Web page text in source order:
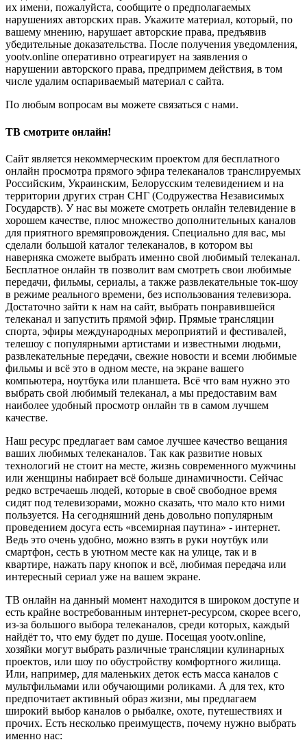
их имени, пожалуйста, сообщите о предполагаемых
нарушениях авторских прав. Укажите материал, который, по
вашему мнению, нарушает авторские права, предъявив
убедительные доказательства. После получения уведомления,
yootv.online оперативно отреагирует на заявления о
нарушении авторского права, предпримем действия, в том
числе удалим оспариваемый материал с сайта.
По любым вопросам вы можете связаться с нами.
ТВ смотрите онлайн!
Сайт является некоммерческим проектом для бесплатного
онлайн просмотра прямого эфира телеканалов транслируемых
Российским, Украинским, Белорусским телевидением и на
территории других стран СНГ (Содружества Независимых
Государств). У нас вы можете смотреть онлайн телевидение в
хорошем качестве, плюс множество дополнительных каналов
для приятного времяпровождения. Специально для вас, мы
сделали большой каталог телеканалов, в котором вы
наверняка сможете выбрать именно свой любимый телеканал.
Бесплатное онлайн тв позволит вам смотреть свои любимые
передачи, фильмы, сериалы, а также развлекательные ток-шоу
в режиме реального времени, без использования телевизора.
Достаточно зайти к нам на сайт, выбрать понравившейся
телеканал и запустить прямой эфир. Прямые трансляции
спорта, эфиры международных мероприятий и фестивалей,
телешоу с популярными артистами и известными людьми,
развлекательные передачи, свежие новости и всеми любимые
фильмы и всё это в одном месте, на экране вашего
компьютера, ноутбука или планшета. Всё что вам нужно это
выбрать свой любимый телеканал, а мы предоставим вам
наиболее удобный просмотр онлайн тв в самом лучшем
качестве.
Наш ресурс предлагает вам самое лучшее качество вещания
ваших любимых телеканалов. Так как развитие новых
технологий не стоит на месте, жизнь современного мужчины
или женщины набирает всё больше динамичности. Сейчас
редко встречаешь людей, которые в своё свободное время
сидят под телевизорами, можно сказать, что мало кто ними
пользуется. На сегодняшний день довольно популярным
проведением досуга есть «всемирная паутина» - интернет.
Ведь это очень удобно, можно взять в руки ноутбук или
смартфон, сесть в уютном месте как на улице, так и в
квартире, нажать пару кнопок и всё, любимая передача или
интересный сериал уже на вашем экране.
ТВ онлайн на данный момент находится в широком доступе и
есть крайне востребованным интернет-ресурсом, скорее всего,
из-за большого выбора телеканалов, среди которых, каждый
найдёт то, что ему будет по душе. Посещая yootv.online,
хозяйки могут выбрать различные трансляции кулинарных
проектов, или шоу по обустройству комфортного жилища.
Или, например, для маленьких деток есть масса каналов с
мультфильмами или обучающими роликами. А для тех, кто
предпочитает активный образ жизни, мы предлагаем
широкий выбор каналов о рыбалке, охоте, путешествиях и
прочих. Есть несколько преимуществ, почему нужно выбрать
именно нас: